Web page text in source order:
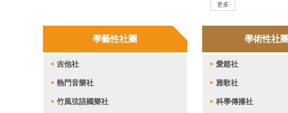
更多
學藝性社團
吉他社
熱門音樂社
竹風弦語國樂社
學術性社團
愛筵社
雅歌社
科學傳播社